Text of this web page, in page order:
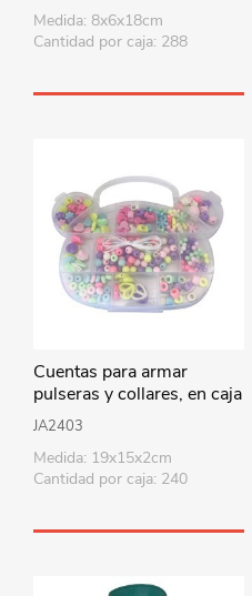
Medida: 8x6x18cm
Cantidad por caja: 288
Cuentas para armar
pulseras y collares, en caja
de plástico
JA2403
Medida: 19x15x2cm
Cantidad por caja: 240